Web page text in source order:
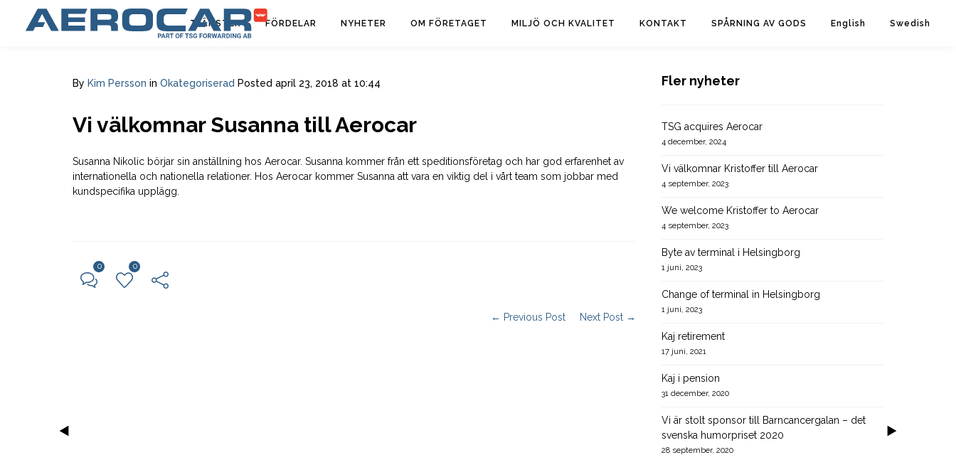
TJÄNSTER FÖRDELAR NYHETER OM FÖRETAGET MILJÖ OCH KVALITET KONTAKT SPÅRNING AV GODS English Swedish
By Kim Persson in Okategoriserad Posted april 23, 2018 at 10:44
Vi välkomnar Susanna till Aerocar
Susanna Nikolic börjar sin anställning hos Aerocar. Susanna kommer från ett speditionsföretag och har god erfarenhet av
internationella och nationella relationer. Hos Aerocar kommer Susanna att vara en viktig del i vårt team som jobbar med
kundspecifika upplägg.
0 0
← Previous Post Next Post →
Fler nyheter
TSG acquires Aerocar
4 december, 2024
Vi välkomnar Kristoffer till Aerocar
4 september, 2023
We welcome Kristoffer to Aerocar
4 september, 2023
Byte av terminal i Helsingborg
1 juni, 2023
Change of terminal in Helsingborg
1 juni, 2023
Kaj retirement
17 juni, 2021
Kaj i pension
31 december, 2020
Vi är stolt sponsor till Barncancergalan – det
svenska humorpriset 2020
28 september, 2020